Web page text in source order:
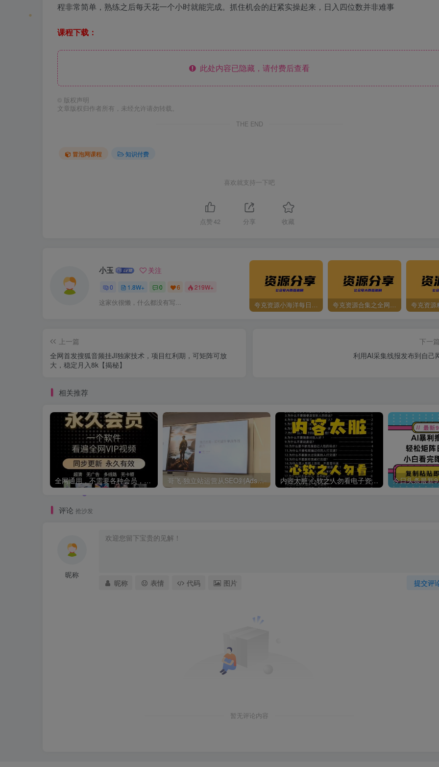
程非常简单，熟练之后每天花一个小时就能完成。抓住机会的赶紧实操起来，日入四位数并非难事
课程下载：
此处内容已隐藏，请付费后查看
© 版权声明
文章版权归作者所有，未经允许请勿转载。
THE END
冒泡网课程 知识付费
喜欢就支持一下吧
点赞 42 分享 收藏
小玉 关注
0 1.8W+ 0 6 219W+
这家伙很懒，什么都没有写... 夸克资源小海洋每日更新资源大汇总（持续更新） 夸克资源合集之全网影视 夸克资源
上一篇
全网首发搜狐音频挂JI独家技术，项目红利期，可矩阵可放
大，稳定月入8k【揭秘】
下一
利用AI采集线报发布到自己
相关推荐
全网通用，不需要各种会员，再也不缺电影看！！ 哥飞·独立站运营从SEO到Adsense全方位攻略 内容太脏 心软之人勿看电子资料pdf
评论 抢沙发
昵称
提交评
昵称 表情 代码 图片
暂无评论内容